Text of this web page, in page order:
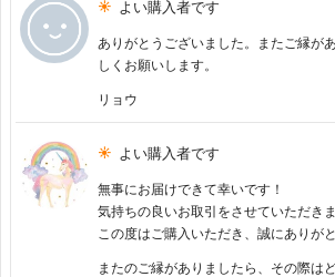
よい購入者です
ありがとうございました。またご縁が
しくお願いします。
リョウ
よい購入者です
無事にお届けできて幸いです！
気持ちの良いお取引をさせていただき
この度はご購入いただき、誠にありが
またのご縁がありましたら、その際は